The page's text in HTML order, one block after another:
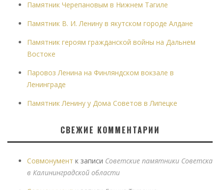
Памятник Черепановым в Нижнем Тагиле
Памятник В. И. Ленину в якутском городе Алдане
Памятник героям гражданской войны на Дальнем
Востоке
Паровоз Ленина на Финляндском вокзале в
Ленинграде
Памятник Ленину у Дома Советов в Липецке
СВЕЖИЕ КОММЕНТАРИИ
Совмонумент к записи Советские памятники Советска
в Калининградской области